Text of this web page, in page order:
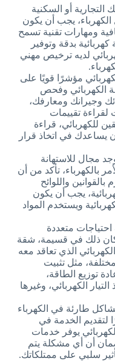
التجارية أو السكنية
يجب أن يكون
ومهارات تقنية تسمح
بدقة وتوفير
لديه ترخيص مهني
مؤشرًا قويًا على
الكهربائي وفحص
وجيرانك ومعارفك،
لقراءة تقييمات
للكهربائي، قراءة
يساعدك في اتخاذ قرار
مجال للاستهانة
بالكهرباء، تأكد من أن
بالقوانين واللوائح
يجب أن يكون
ويستخدم المواد
متعددة
كان ذلك في قسيمة، شقة
الذي تعاقد معه
مثل تثبيت
توزيع الطاقة،
الكهربائي، وغيرها
طارئة في الكهرباء
لتقديم الخدمة في
يوفر خدمات
أن أي مشكلة يتم
سلبي على ممتلكاتك.